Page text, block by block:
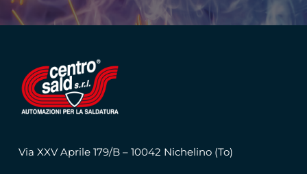
Via XXV Aprile 179/B – 10042 Nichelino (To)